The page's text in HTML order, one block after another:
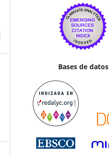
Bases de datos